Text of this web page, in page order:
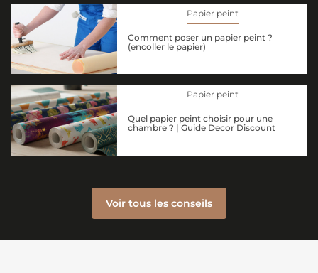
Papier peint
Comment poser un papier peint ?
(encoller le papier)
Papier peint
Quel papier peint choisir pour une
chambre ? | Guide Decor Discount
Voir tous les conseils